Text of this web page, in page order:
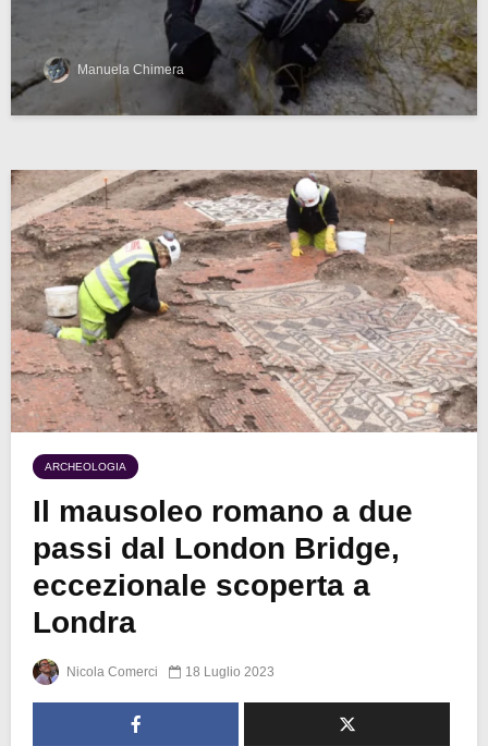
Manuela Chimera
ARCHEOLOGIA
Il mausoleo romano a due
passi dal London Bridge,
eccezionale scoperta a
Londra
Nicola Comerci 18 Luglio 2023